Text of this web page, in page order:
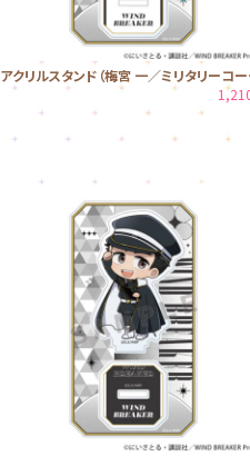
アクリルスタンド（梅宮 一／ミリタリーコー